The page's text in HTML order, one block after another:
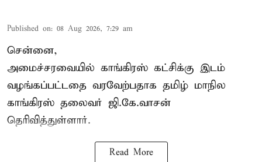
Published on: 08 Aug 2026, 7:29 am
சென்னை,
அமைச்சரவையில் காங்கிரஸ் கட்சிக்கு இடம்
வழங்கப்பட்டதை வரவேற்பதாக தமிழ் மாநில
காங்கிரஸ் தலைவர் ஜி.கே.வாசன்
தெரிவித்துள்ளார்.
Read More